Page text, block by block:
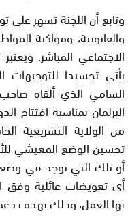
وتابع أن اللجنة تسهر على
والقانونية، ومواكبة
الاجتماعي المباشر.
يأتي تجسيدا للتوجيهات
السامي الذي ألقاه
البرلمان بمناسبة افتتاح
من الولاية التشريعية
تحسين الوضع المعيشي
أو تلك التي توجد في
أي تعويضات عائلية وفق
بها العمل، وذلك بهدف